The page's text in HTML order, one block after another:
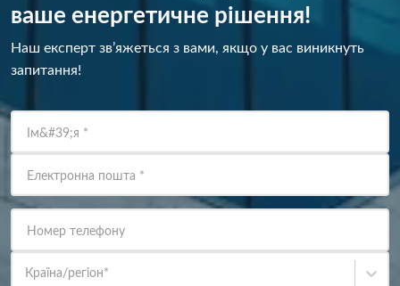
ваше енергетичне рішення!
Наш експерт зв’яжеться з вами, якщо у вас виникнуть
запитання!
Ім&#39;я *
Електронна пошта *
Номер телефону
Країна/регіон*